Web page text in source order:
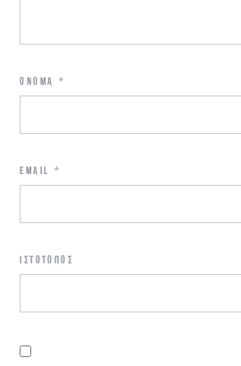
ΌΝΟΜΑ *
EMAIL *
ΙΣΤΌΤΟΠΟΣ